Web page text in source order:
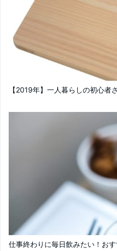
【2019年】一人暮らしの初心者
仕事終わりに毎日飲みたい！お